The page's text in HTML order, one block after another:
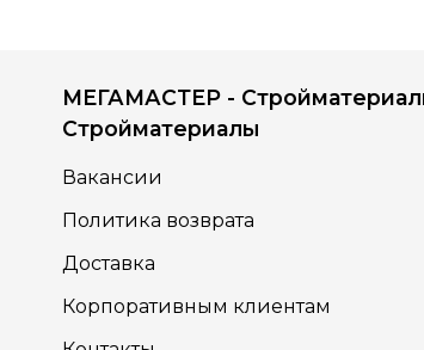
МЕГАМАСТЕР -
Стройматериалы
Вакансии
Политика возврата
Доставка
Корпоративным клиентам